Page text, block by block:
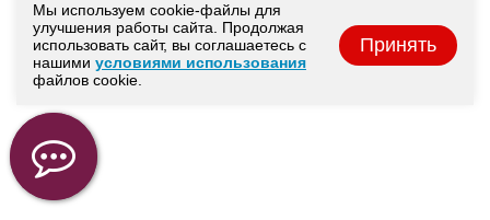
Мы используем cookie-файлы для
улучшения работы сайта. Продолжая
использовать сайт, вы соглашаетесь с
нашими условиями использования
файлов cookie.
Принять